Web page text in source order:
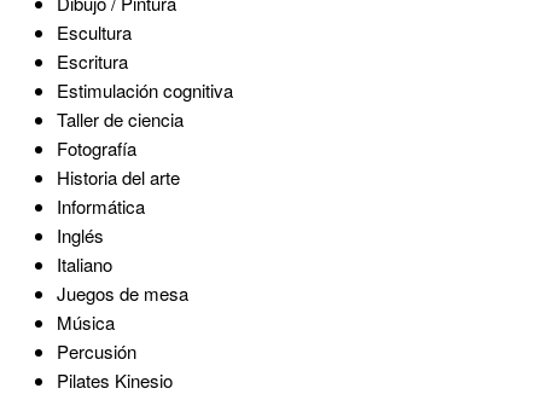
Escultura
Escritura
Estimulación cognitiva
Taller de ciencia
Fotografía
Historia del arte
Informática
Inglés
Italiano
Juegos de mesa
Música
Percusión
Pilates Kinesio